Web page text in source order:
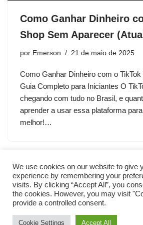
Como Ganhar Dinheiro
Shop Sem Aparecer
por Emerson 21 de maio de 2025
Como Ganhar Dinheiro com o
Guia Completo para Iniciantes O
chegando com tudo no Brasil, e
aprender a usar essa plataforma
melhor!…
We use cookies on our website to give
experience by remembering your
visits. By clicking “Accept All”, you
the cookies. However, you may visit
provide a controlled consent.
Cookie Settings Accept All